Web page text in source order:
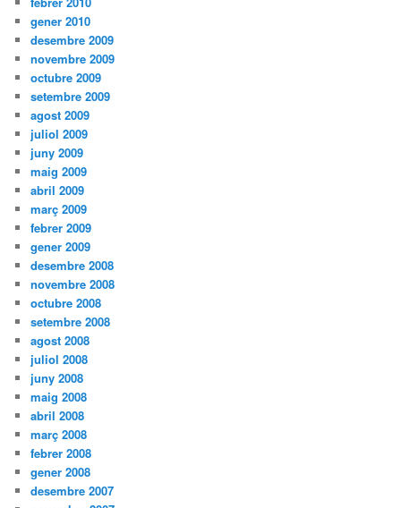
gener 2010
desembre 2009
novembre 2009
octubre 2009
setembre 2009
agost 2009
juliol 2009
juny 2009
maig 2009
abril 2009
març 2009
febrer 2009
gener 2009
desembre 2008
novembre 2008
octubre 2008
setembre 2008
agost 2008
juliol 2008
juny 2008
maig 2008
abril 2008
març 2008
febrer 2008
gener 2008
desembre 2007